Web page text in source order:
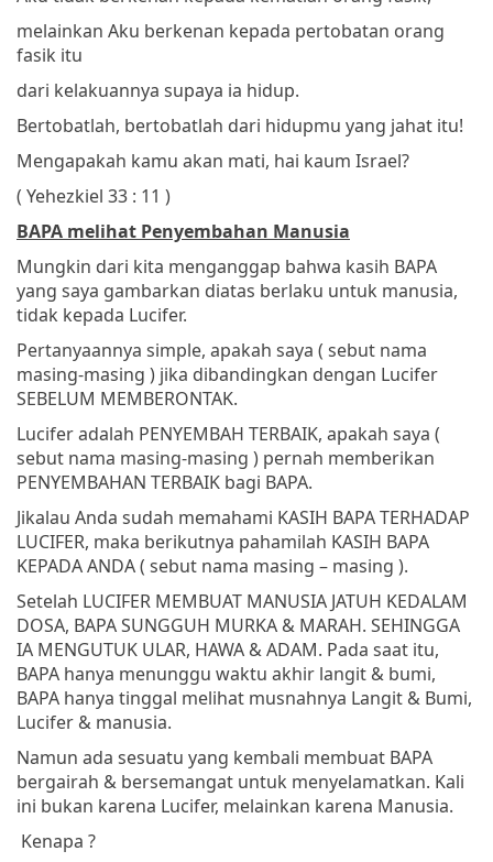
melainkan Aku berkenan kepada pertobatan orang
fasik itu
dari kelakuannya supaya ia hidup.
Bertobatlah, bertobatlah dari hidupmu yang jahat itu!
Mengapakah kamu akan mati, hai kaum Israel?
( Yehezkiel 33 : 11 )
BAPA melihat Penyembahan Manusia
Mungkin dari kita menganggap bahwa kasih BAPA
yang saya gambarkan diatas berlaku untuk manusia,
tidak kepada Lucifer.
Pertanyaannya simple, apakah saya ( sebut nama
masing-masing ) jika dibandingkan dengan Lucifer
SEBELUM MEMBERONTAK.
Lucifer adalah PENYEMBAH TERBAIK, apakah saya (
sebut nama masing-masing ) pernah memberikan
PENYEMBAHAN TERBAIK bagi BAPA.
Jikalau Anda sudah memahami KASIH BAPA TERHADAP
LUCIFER, maka berikutnya pahamilah KASIH BAPA
KEPADA ANDA ( sebut nama masing – masing ).
Setelah LUCIFER MEMBUAT MANUSIA JATUH KEDALAM
DOSA, BAPA SUNGGUH MURKA & MARAH. SEHINGGA
IA MENGUTUK ULAR, HAWA & ADAM. Pada saat itu,
BAPA hanya menunggu waktu akhir langit & bumi,
BAPA hanya tinggal melihat musnahnya Langit & Bumi,
Lucifer & manusia.
Namun ada sesuatu yang kembali membuat BAPA
bergairah & bersemangat untuk menyelamatkan. Kali
ini bukan karena Lucifer, melainkan karena Manusia.
Kenapa ?